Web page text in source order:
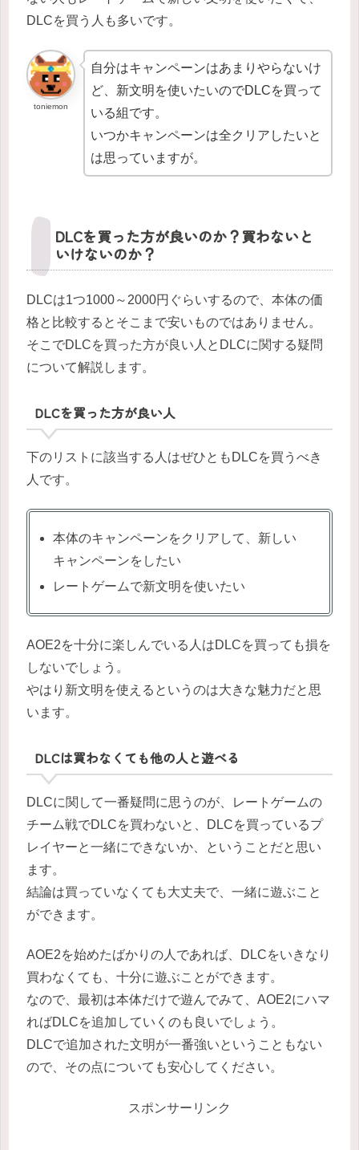
DLCを買う人も多いです。
toniemon
自分はキャンペーンはあまりやらないけ
ど、新文明を使いたいのでDLCを買って
いる組です。
いつかキャンペーンは全クリアしたいと
は思っていますが。
DLCを買った方が良いのか？買わないと
いけないのか？
DLCは1つ1000～2000円ぐらいするので、本体の価
格と比較するとそこまで安いものではありません。
そこでDLCを買った方が良い人とDLCに関する疑問
について解説します。
DLCを買った方が良い人
下のリストに該当する人はぜひともDLCを買うべき
人です。
本体のキャンペーンをクリアして、新しい
キャンペーンをしたい
レートゲームで新文明を使いたい
AOE2を十分に楽しんでいる人はDLCを買っても損を
しないでしょう。
やはり新文明を使えるというのは大きな魅力だと思
います。
DLCは買わなくても他の人と遊べる
DLCに関して一番疑問に思うのが、レートゲームの
チーム戦でDLCを買わないと、DLCを買っているプ
レイヤーと一緒にできないか、ということだと思い
ます。
結論は買っていなくても大丈夫で、一緒に遊ぶこと
ができます。
AOE2を始めたばかりの人であれば、DLCをいきなり
買わなくても、十分に遊ぶことができます。
なので、最初は本体だけで遊んでみて、AOE2にハマ
ればDLCを追加していくのも良いでしょう。
DLCで追加された文明が一番強いということもない
ので、その点についても安心してください。
スポンサーリンク